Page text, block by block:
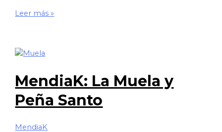
MendiaK:
Mullir
Leer más »
MendiaK: La Muela y
Peña Santo
MendiaK